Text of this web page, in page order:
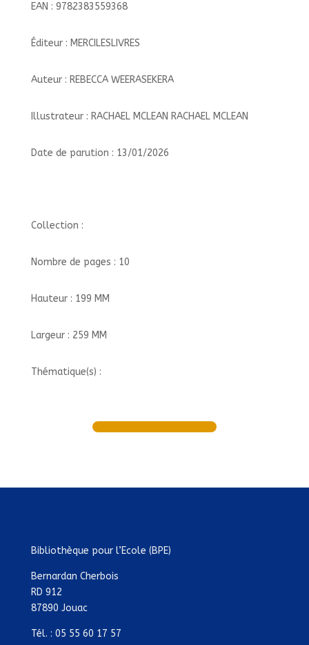
EAN : 9782383559368
Éditeur : MERCILESLIVRES
Auteur : REBECCA WEERASEKERA
Illustrateur : RACHAEL MCLEAN RACHAEL MCLEAN
Date de parution : 13/01/2026
Collection :
Nombre de pages : 10
Hauteur : 199 MM
Largeur : 259 MM
Thématique(s) :
Bibliothèque pour l’Ecole (BPE)
Bernardan Cherbois
RD 912
87890 Jouac
Tél. : 05 55 60 17 57